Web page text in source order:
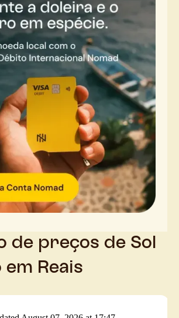
de preços de Sol
em Reais